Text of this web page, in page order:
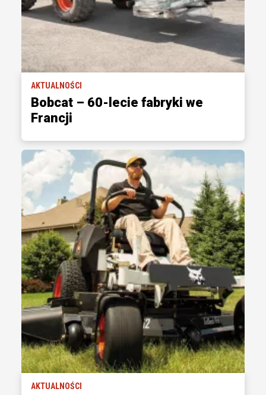
AKTUALNOŚCI
Bobcat – 60-lecie fabryki we
Francji
AKTUALNOŚCI